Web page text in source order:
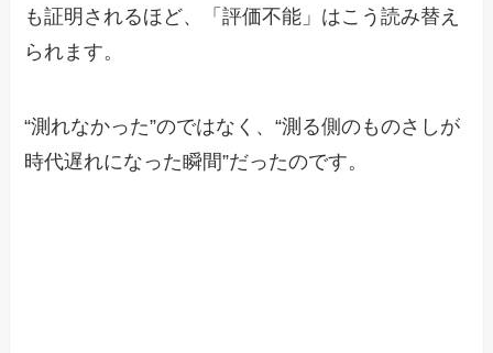
も証明されるほど、「評価不能」はこう読み替え
られます。
“測れなかった”のではなく、“測る側のものさしが
時代遅れになった瞬間”だったのです。